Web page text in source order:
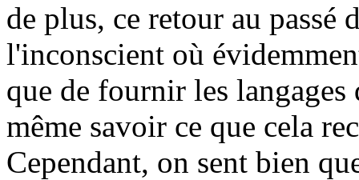
de plus, ce retour au passé
l'inconscient où
que de fournir les
même savoir ce que cela
Cependant, on sent bien